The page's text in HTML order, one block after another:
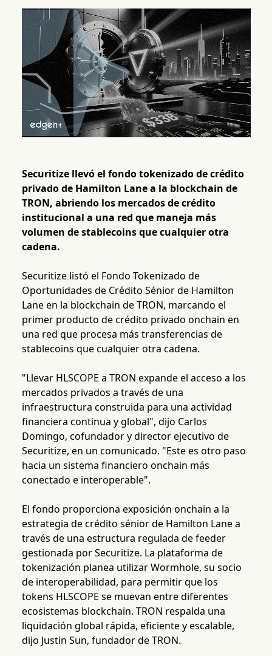
Securitize llevó el fondo tokenizado de crédito
privado de Hamilton Lane a la blockchain de
TRON, abriendo los mercados de crédito
institucional a una red que maneja más
volumen de stablecoins que cualquier otra
cadena.
Securitize listó el Fondo Tokenizado de
Oportunidades de Crédito Sénior de Hamilton
Lane en la blockchain de TRON, marcando el
primer producto de crédito privado onchain en
una red que procesa más transferencias de
stablecoins que cualquier otra cadena.
"Llevar HLSCOPE a TRON expande el acceso a los
mercados privados a través de una
infraestructura construida para una actividad
financiera continua y global", dijo Carlos
Domingo, cofundador y director ejecutivo de
Securitize, en un comunicado. "Este es otro paso
hacia un sistema financiero onchain más
conectado e interoperable".
El fondo proporciona exposición onchain a la
estrategia de crédito sénior de Hamilton Lane a
través de una estructura regulada de feeder
gestionada por Securitize. La plataforma de
tokenización planea utilizar Wormhole, su socio
de interoperabilidad, para permitir que los
tokens HLSCOPE se muevan entre diferentes
ecosistemas blockchain. TRON respalda una
liquidación global rápida, eficiente y escalable,
dijo Justin Sun, fundador de TRON.